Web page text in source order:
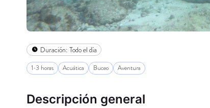
Duración: Todo el día
1-3 horas Acuática Buceo Aventura
Descripción general